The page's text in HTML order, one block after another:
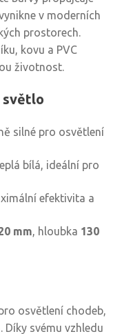
v moderních
prostorech.
kovu a PVC
životnost.
světlo
silné pro osvětlení
bílá, ideální pro
efektivita a
mm, hloubka 130
osvětlení chodeb,
svému vzhledu